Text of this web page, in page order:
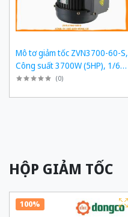
Mô tơ giảm tốc ZVN3700-60-S,
Công suất 3700W (5HP), 1/60,
Chân đế
(0)
HỘP GIẢM TỐC
100%